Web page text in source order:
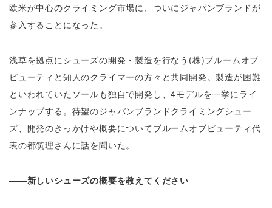
欧米が中心のクライミング市場に、ついにジャパンブランドが
参入することになった。
浅草を拠点にシューズの開発・製造を行なう(株)ブルームオブ
ビューティと知人のクライマーの方々と共同開発。製造が困難
といわれていたソールも独自で開発し、4モデルを一挙にライ
ンナップする。待望のジャパンブランドクライミングシュー
ズ、開発のきっかけや概要についてブルームオブビューティ代
表の都筑理さんに話を聞いた。
――新しいシューズの概要を教えてください